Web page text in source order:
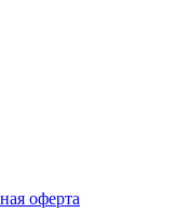
оферта